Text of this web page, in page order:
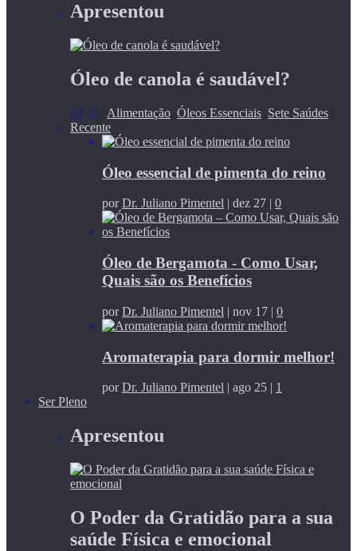
Apresentou
Óleo de canola é saudável?
jul 12 | Alimentação, Óleos Essenciais, Sete Saúdes |
Recente
Óleo essencial de pimenta do reino
porDr. Juliano Pimentel dez 27 0
Óleo de Bergamota - Como Usar,
Quais são os Benefícios
porDr. Juliano Pimentel | nov 17 | 0
Aromaterapia para dormir melhor!
porDr. Juliano Pimentel | ago 25 | 1
Ser Pleno
Apresentou
O Poder da Gratidão para a sua
saúde Física e emocional